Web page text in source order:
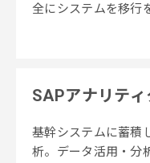
全にシステムを移行
SAPアナリテ
基幹システムに蓄積
析。データ活用・分